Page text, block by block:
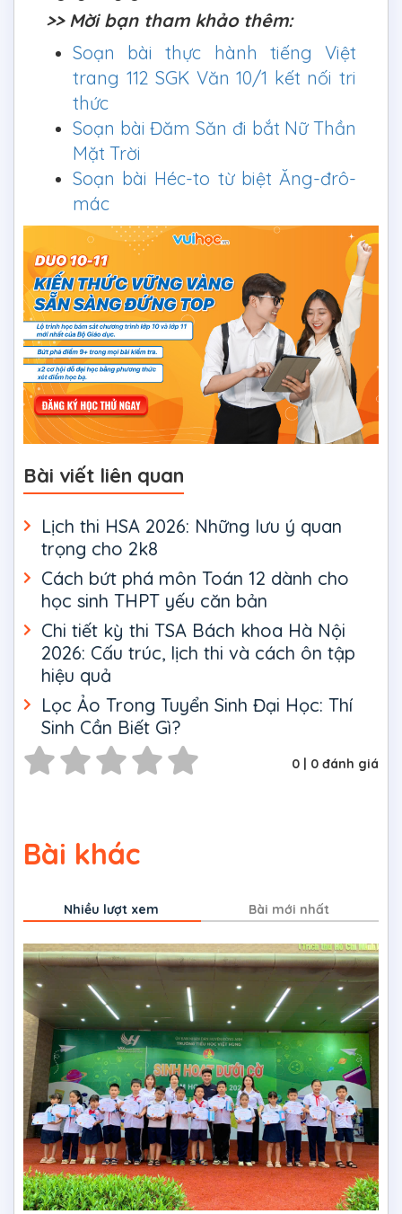
>> Mời bạn tham khảo thêm:
Soạn bài thực hành tiếng Việt
trang 112 SGK Văn 10/1 kết nối tri
thức
Soạn bài Đăm Săn đi bắt Nữ Thần
Mặt Trời
Soạn bài Héc-to từ biệt Ăng-đrô-
mác
Bài viết liên quan
Lịch thi HSA 2026: Những lưu ý quan
trọng cho 2k8
Cách bứt phá môn Toán 12 dành cho
học sinh THPT yếu căn bản
Chi tiết kỳ thi TSA Bách khoa Hà Nội
2026: Cấu trúc, lịch thi và cách ôn tập
hiệu quả
Lọc Ảo Trong Tuyển Sinh Đại Học: Thí
Sinh Cần Biết Gì?
0 | 0 đánh giá
Bài khác
Nhiều lượt xem Bài mới nhất